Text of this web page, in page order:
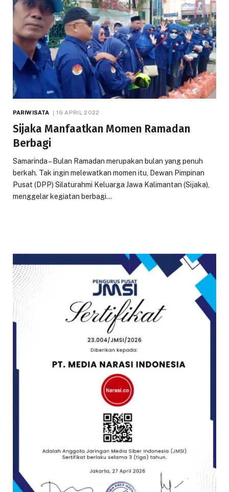
PARIWISATA 16 APRIL 2022
Sijaka Manfaatkan Momen Ramadan
Berbagi
Samarinda – Bulan Ramadan merupakan bulan yang penuh
berkah. Tak ingin melewatkan momen itu, Dewan Pimpinan
Pusat (DPP) Silaturahmi Keluarga Jawa Kalimantan (Sijaka),
menggelar kegiatan berbagi…